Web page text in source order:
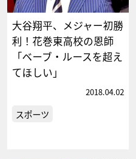
大谷翔平、メジャー初勝
利！花巻東高校の恩師
「ベーブ・ルースを超え
てほしい」
2018.04.02
スポーツ